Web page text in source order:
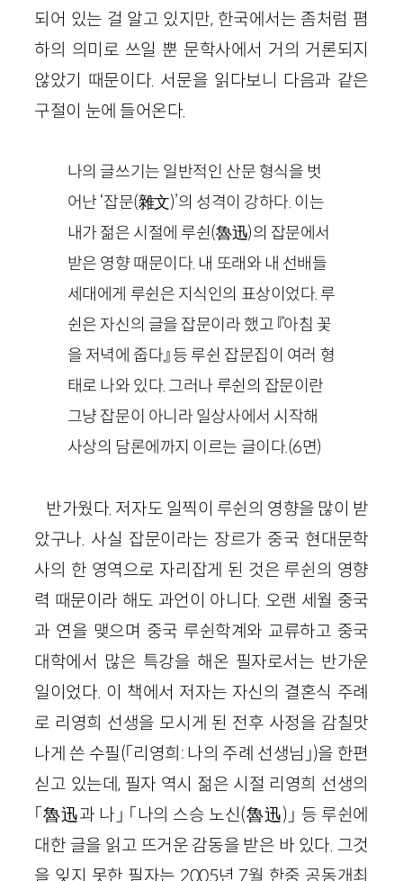
되어 있는 걸 알고 있지만, 한국에서는 좀처럼 폄
하의 의미로 쓰일 뿐 문학사에서 거의 거론되지
않았기 때문이다. 서문을 읽다보니 다음과 같은
구절이 눈에 들어온다.
나의 글쓰기는 일반적인 산문 형식을 벗
어난 ‘잡문(雜文)’의 성격이 강하다. 이는
내가 젊은 시절에 루쉰(魯迅)의 잡문에서
받은 영향 때문이다. 내 또래와 내 선배들
세대에게 루쉰은 지식인의 표상이었다. 루
쉰은 자신의 글을 잡문이라 했고 『아침 꽃
을 저녁에 줍다』 등 루쉰 잡문집이 여러 형
태로 나와 있다. 그러나 루쉰의 잡문이란
그냥 잡문이 아니라 일상사에서 시작해
사상의 담론에까지 이르는 글이다.(6면)
반가웠다. 저자도 일찍이 루쉰의 영향을 많이 받
았구나. 사실 잡문이라는 장르가 중국 현대문학
사의 한 영역으로 자리잡게 된 것은 루쉰의 영향
력 때문이라 해도 과언이 아니다. 오랜 세월 중국
과 연을 맺으며 중국 루쉰학계와 교류하고 중국
대학에서 많은 특강을 해온 필자로서는 반가운
일이었다. 이 책에서 저자는 자신의 결혼식 주례
로 리영희 선생을 모시게 된 전후 사정을 감칠맛
나게 쓴 수필(「리영희: 나의 주례 선생님」)을 한편
싣고 있는데, 필자 역시 젊은 시절 리영희 선생의
「魯迅과 나」 「나의 스승 노신(魯迅)」 등 루쉰에
대한 글을 읽고 뜨거운 감동을 받은 바 있다. 그것
을 잊지 못한 필자는 2005년 7월 한중 공동개최